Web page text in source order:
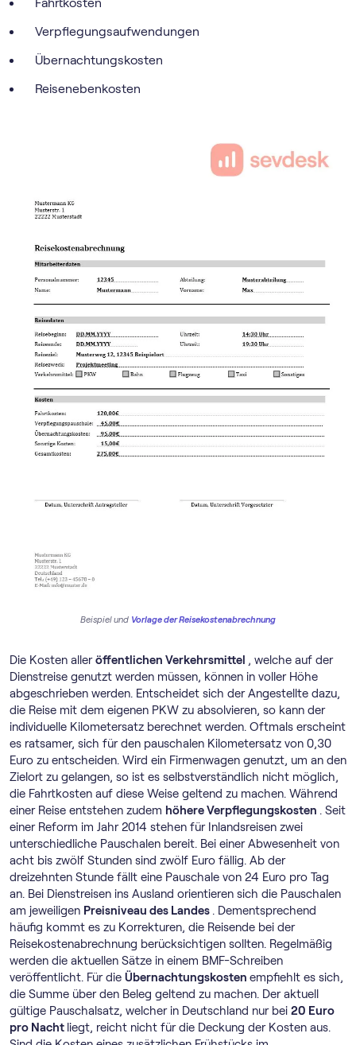
Fahrtkosten
Verpflegungsaufwendungen
Übernachtungskosten
Reisenebenkosten
Beispiel und Vorlage der Reisekostenabrechnung
Die Kosten alleröffentlichen Verkehrsmittel , welche auf der
Dienstreise genutzt werden müssen, können in voller Höhe
abgeschrieben werden. Entscheidet sich der Angestellte dazu,
die Reise mit dem eigenen PKW zu absolvieren, so kann der
individuelle Kilometersatz berechnet werden. Oftmals erscheint
es ratsamer, sich für den pauschalen Kilometersatz von 0,30
Euro zu entscheiden. Wird ein Firmenwagen genutzt, um an den
Zielort zu gelangen, so ist es selbstverständlich nicht möglich,
die Fahrtkosten auf diese Weise geltend zu machen. Während
einer Reise entstehen zudem höhere Verpflegungskosten . Seit
einer Reform im Jahr 2014 stehen für Inlandsreisen zwei
unterschiedliche Pauschalen bereit. Bei einer Abwesenheit von
acht bis zwölf Stunden sind zwölf Euro fällig. Ab der
dreizehnten Stunde fällt eine Pauschale von 24 Euro pro Tag
an. Bei Dienstreisen ins Ausland orientieren sich die Pauschalen
am jeweiligen Preisniveau des Landes . Dementsprechend
häufig kommt es zu Korrekturen, die Reisende bei der
Reisekostenabrechnung berücksichtigen sollten. Regelmäßig
werden die aktuellen Sätze in einem BMF-Schreiben
veröffentlicht. Für die Übernachtungskosten empfiehlt es sich,
die Summe über den Beleg geltend zu machen. Der aktuell
gültige Pauschalsatz, welcher in Deutschland nur bei 20 Euro
pro Nacht liegt, reicht nicht für die Deckung der Kosten aus.